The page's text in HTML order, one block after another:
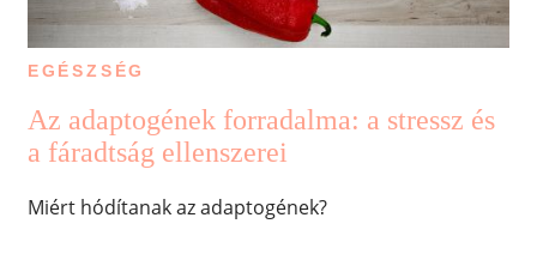
EGÉSZSÉG
Az adaptogének forradalma: a stressz és
a fáradtság ellenszerei
Miért hódítanak az adaptogének?